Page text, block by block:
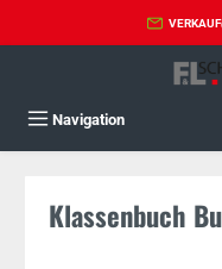
Zum Hauptinhalt springen
Navigation
Klassenbuch